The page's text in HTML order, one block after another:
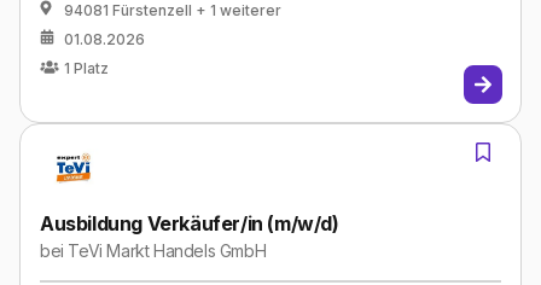
94081 Fürstenzell + 1 weiterer
01.08.2026
1 Platz
Ausbildung Verkäufer/in (m/w/d)
bei TeVi Markt Handels GmbH